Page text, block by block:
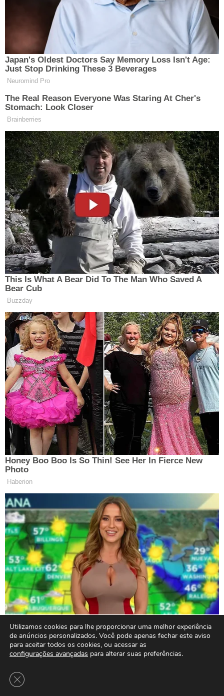
Utilizamos cookies para lhe proporcionar uma melhor experiência
de anúncios personalizados. Você pode apenas fechar este aviso
para aceitar todos os cookies, ou acessar as
configurações avançadas para alterar suas preferências.
Close GDPR Cookie Banner